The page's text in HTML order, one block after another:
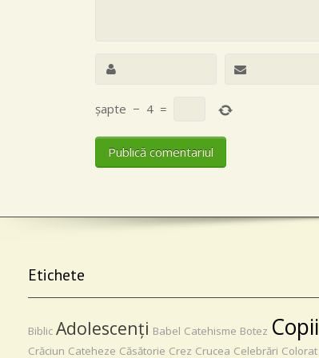
șapte − 4 =
Etichete
Biblic Adolescenţi Babel Catehisme Botez Copii
Crăciun Cateheze Căsătorie Crez Crucea Celebrări Colorat